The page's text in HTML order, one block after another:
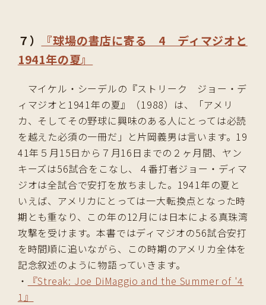
７）
『球場の書店に寄る 4 ディマジオと
1941年の夏』
マイケル・シーデルの『ストリーク ジョー・デ
ィマジオと1941年の夏』（1988）は、「アメリ
カ、そしてその野球に興味のある人にとっては必読
を越えた必須の一冊だ」と片岡義男は言います。19
41年５月15日から７月16日までの２ヶ月間、ヤン
キーズは56試合をこなし、４番打者ジョー・ディマ
ジオは全試合で安打を放ちました。1941年の夏と
いえば、アメリカにとっては一大転換点となった時
期とも重なり、この年の12月には日本による真珠湾
攻撃を受けます。本書ではディマジオの56試合安打
を時間順に追いながら、この時期のアメリカ全体を
記念叙述のように物語っていきます。
・
『Streak: Joe DiMaggio and the Summer of '4
1』